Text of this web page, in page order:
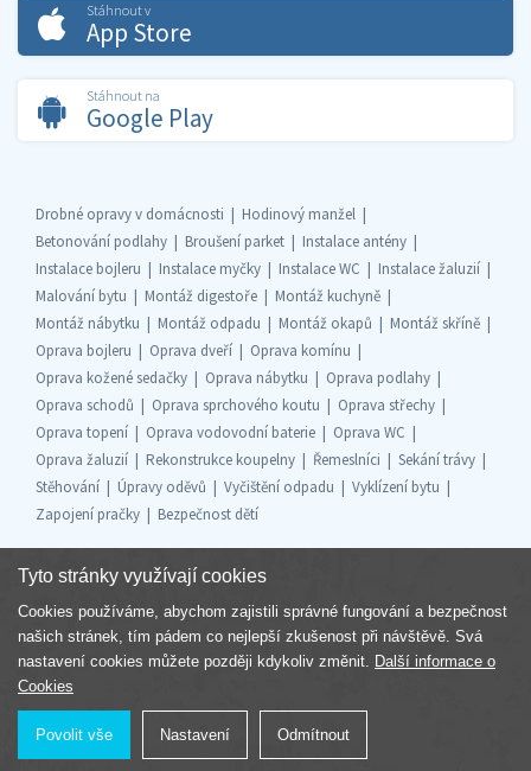
Stáhnout v
App Store
Stáhnout na
Google Play
Drobné opravy v domácnosti
Hodinový manžel
Betonování podlahy
Broušení parket
Instalace antény
Instalace bojleru
Instalace myčky Instalace WC
Instalace žaluzií
Malování bytu
Montáž digestoře
Montáž kuchyně
Montáž nábytku
Montáž odpadu Montáž okapů
Montáž skříně
Oprava bojleru
Oprava dveří
Oprava komínu
Oprava kožené sedačky
Oprava nábytku
Oprava podlahy
Oprava schodů
Oprava sprchového koutu
Oprava střechy
Oprava topení
Oprava vodovodní baterie
Oprava WC
Oprava žaluzií
Rekonstrukce koupelny Řemeslníci
Sekání trávy
Stěhování
Úpravy oděvů Vyčištění odpadu
Vyklízení bytu
Zapojení pračky
Bezpečnost dětí
Součást skupiny
Tyto stránky využívají cookies
Cookies používáme, abychom zajistili správné fungování a bezpečnost
našich stránek, tím pádem co nejlepší zkušenost při návštěvě. Svá
nastavení cookies můžete později kdykoliv změnit. Další informace o
Cookies
Povolit vše Nastavení Odmítnout